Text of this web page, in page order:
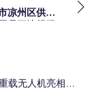
凉州区供电
载无人机亮相